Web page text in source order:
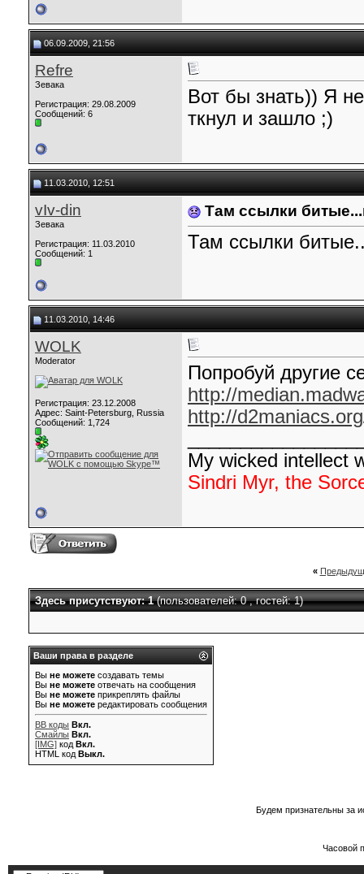
06.09.2009, 21:56
Refre
Зевака
Регистрация: 29.08.2009
Сообщений: 6
Вот бы знать)) Я
ткнул и зашло ;)
11.03.2010, 12:51
vIv-din
Зевака
Регистрация: 11.03.2010
Сообщений: 1
Там ссылки
Там ссылки
11.03.2010, 14:46
WOLK
Moderator
Регистрация: 23.12.2008
Адрес: Saint-Petersburg, Russia
Сообщений: 1,724
Попробуй другие
http://
http://
My wicked intellect
Sindri Myr, the
«
Здесь присутствуют: 1(пользователей: 0 , гостей: 1)
Ваши права в разделе
Вы не можете создавать темы
Вы не можете отвечать на сообщения
Вы не можете прикреплять файлы
Вы не можете редактировать сообщения
BB коды Вкл.
Смайлы Вкл.
[IMG] код Вкл.
HTML код Выкл.
Будем признательны за
Часовой